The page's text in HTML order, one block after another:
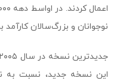
نوجوانان و بزرگ‌سالان کارآمد
این نسخه جدید، نسبت به